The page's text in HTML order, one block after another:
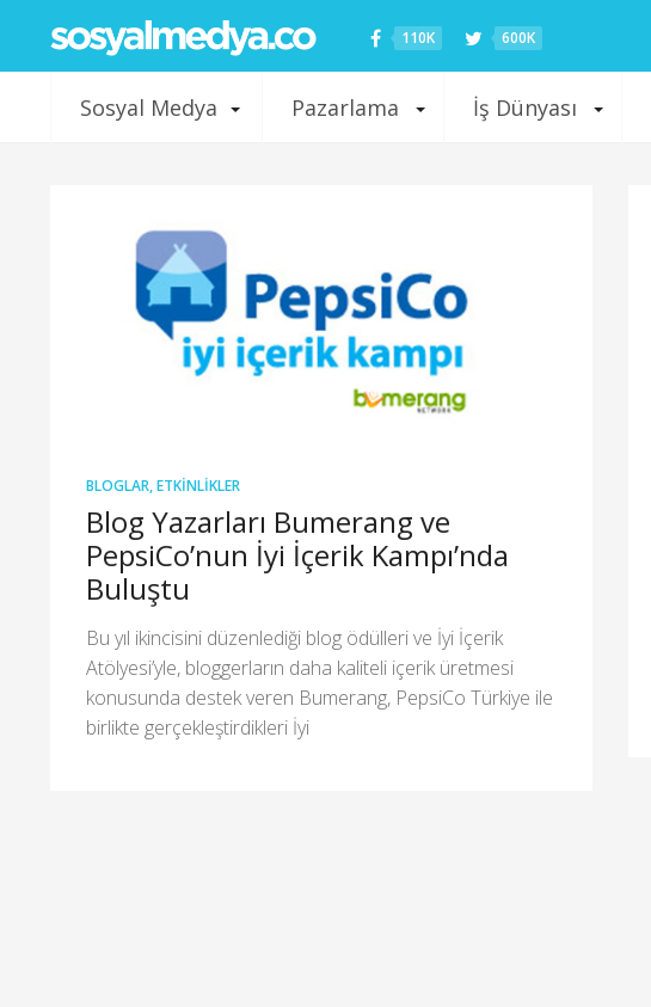
110K 600K
Sosyal Medya Pazarlama İş Dünyası
BLOGLAR,ETKINLIKLER
Blog Yazarları Bumerang ve
PepsiCo’nun İyi İçerik Kampı’nda
Buluştu
Bu yıl ikincisini düzenlediği blog ödülleri ve İyi İçerik
Atölyesi’yle, bloggerların daha kaliteli içerik üretmesi
konusunda destek veren Bumerang, PepsiCo Türkiye ile
birlikte gerçekleştirdikleri İyi